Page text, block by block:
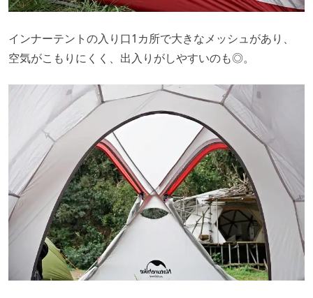
インナーテントの入り口1カ所で大きなメッシュがあり、
空気がこもりにくく、出入りがしやすいのも◎。